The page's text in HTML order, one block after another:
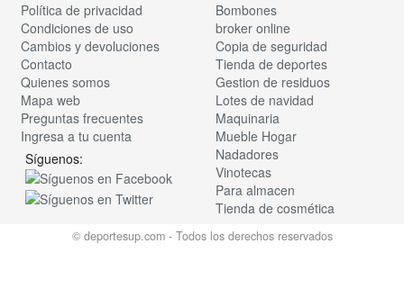
Política de privacidad
Condiciones de uso
Cambios y devoluciones
Contacto
Quienes somos
Mapa web
Preguntas frecuentes
Ingresa a tu cuenta
Síguenos:
Bombones
broker online
Copia de seguridad
Tienda de deportes
Gestion de residuos
Lotes de navidad
Maquinaria
Mueble Hogar
Nadadores
Vinotecas
Para almacen
Tienda de cosmética
© deportesup.com - Todos los derechos reservados